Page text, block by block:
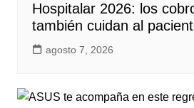
Hospitalar 2026: los
también cuidan al
agosto 7, 2026